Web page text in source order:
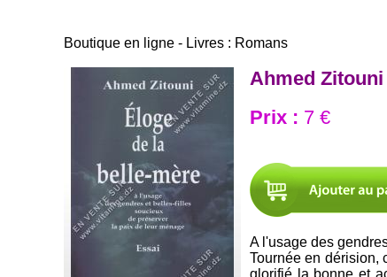
Boutique en ligne - Livres : Romans
Ahmed
Prix : 7 €
A l'usage des
Tournée en dérision,